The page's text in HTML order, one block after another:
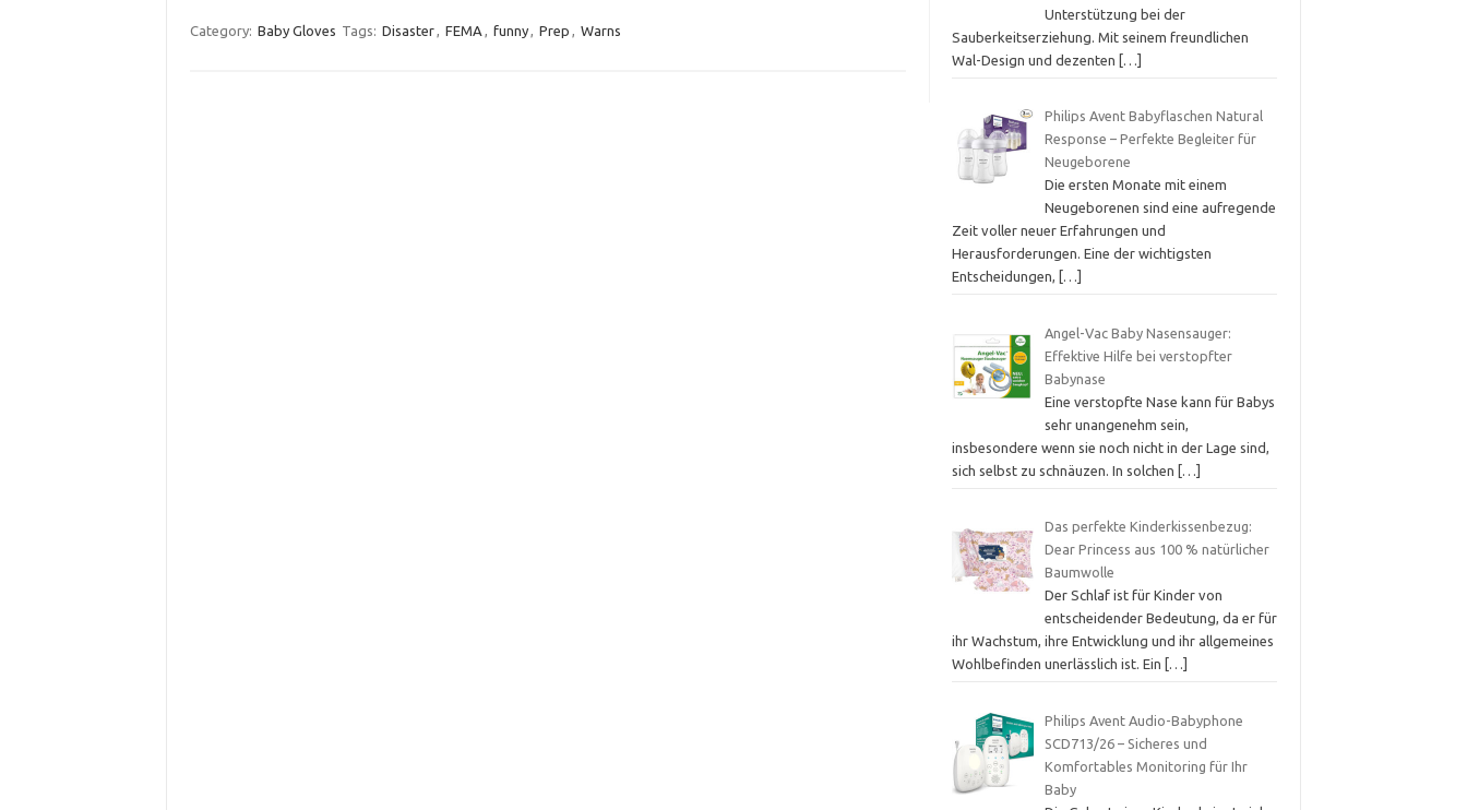
Category: Baby Gloves Tags: Disaster, FEMA , funny, Prep , Warns
Unterstützung bei der
Sauberkeitserziehung. Mit seinem freundlichen
Wal-Design und dezenten […]
Philips Avent Babyflaschen Natural
Response – Perfekte Begleiter für
Neugeborene
Die ersten Monate mit einem
Neugeborenen sind eine aufregende
Zeit voller neuer Erfahrungen und
Herausforderungen. Eine der wichtigsten
Entscheidungen,
[…]
Angel-Vac Baby Nasensauger:
Effektive Hilfe bei verstopfter
Babynase
Eine verstopfte Nase kann für Babys
sehr unangenehm sein,
insbesondere wenn sie noch nicht in der Lage sind,
sich selbst zu schnäuzen. In solchen […]
Das perfekte Kinderkissenbezug:
Dear Princess aus 100 % natürlicher
Baumwolle
Der Schlaf ist für Kinder von
entscheidender Bedeutung, da er für
ihr Wachstum, ihre Entwicklung und ihr allgemeines
Wohlbefinden unerlässlich ist. Ein
[…]
Philips Avent Audio-Babyphone
SCD713/26 – Sicheres und
Komfortables Monitoring für Ihr
Baby